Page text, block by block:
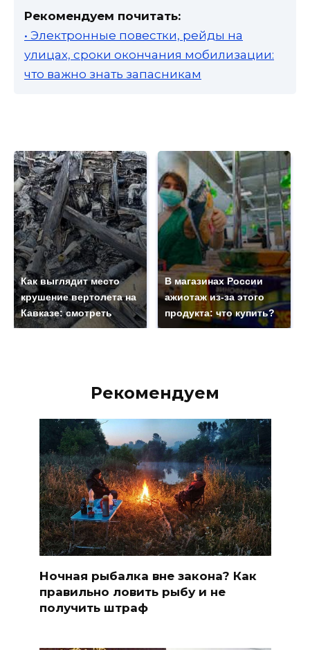
Рекомендуем почитать:
• Электронные повестки, рейды на
улицах, сроки окончания мобилизации:
что важно знать запасникам
Как выглядит место
крушение вертолета на
Кавказе: смотреть
В магазинах России
ажиотаж из-за этого
продукта: что купить?
Рекомендуем
Ночная рыбалка вне закона? Как
правильно ловить рыбу и не
получить штраф